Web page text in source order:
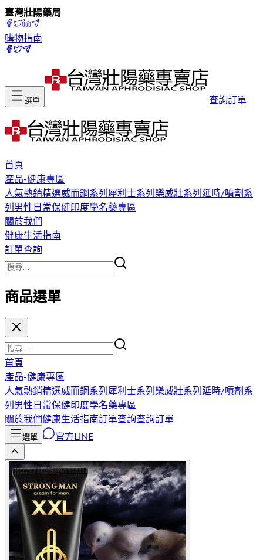
臺灣壯陽藥局
購物指南
選單 查詢訂單
首頁
產品-健康專區
人氣熱銷精選威而鋼系列 犀利士系列 樂威壯系列 延時/噴劑系
列 男性日常保健印度學名藥專區
關於我們
健康生活指南
訂單查詢
商品選單
首頁
產品-健康專區
人氣熱銷精選威而鋼系列 犀利士系列 樂威壯系列 延時/噴劑系
列 男性日常保健印度學名藥專區
關於我們健康生活指南訂單查詢查詢訂單
選單 官方LINE